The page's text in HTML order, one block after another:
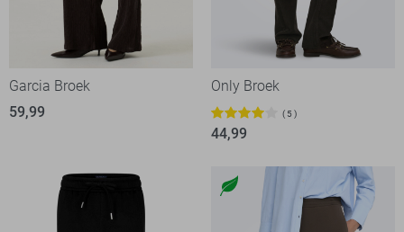
Garcia Broek
59,99
Only Broek
5
44,99